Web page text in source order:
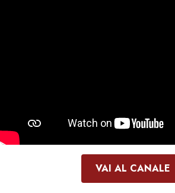
VAI AL CANALE